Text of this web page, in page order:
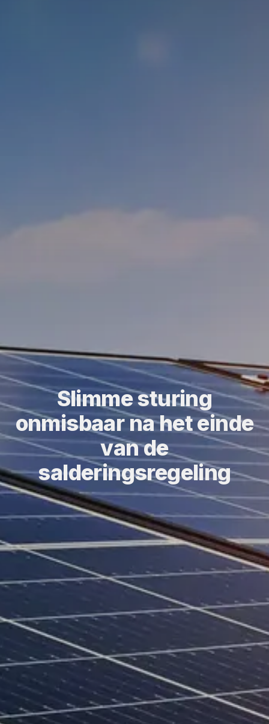
Slimme sturing
onmisbaar na het einde
van de
salderingsregeling